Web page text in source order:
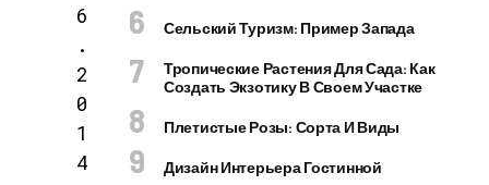
6
.
2
0
1
4
Сельский Туризм: Пример Запада
Тропические Растения Для Сада: Как
Создать Экзотику В Своем Участке
Плетистые Розы: Сорта И Виды
Дизайн Интерьера Гостинной